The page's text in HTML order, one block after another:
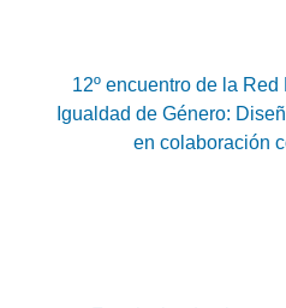
12º encuentro de la
Igualdad de Género:
en colaboración